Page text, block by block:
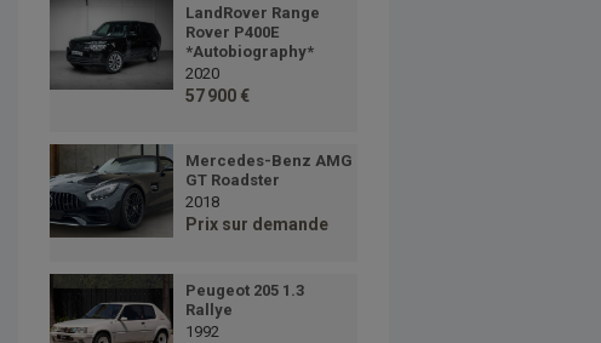
LandRover Range
Rover P400E
*Autobiography*
2020
57 900 €
Mercedes-Benz AMG
GT Roadster
2018
Prix sur demande
Peugeot 205 1.3
Rallye
1992